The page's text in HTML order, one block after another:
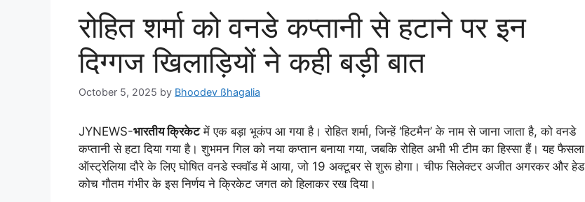
रोहित शर्मा को वनडे कप्तानी से हटाने पर इन
दिग्गज खिलाड़ियों ने कही बड़ी बात
October 5, 2025 by Bhoodev ßhagalia
JYNEWS-भारतीय क्रिकेटमें एक बड़ा भूकंप आ गया है। रोहित शर्मा, जिन्हें ‘हिटमैन’ के नाम से जाना जाता है, को वनडे
कप्तानी से हटा दिया गया है। शुभमन गिल को नया कप्तान बनाया गया, जबकि रोहित अभी भी टीम का हिस्सा हैं। यह फैसला
ऑस्ट्रेलिया दौरे के लिए घोषित वनडे स्क्वॉड में आया, जो 19 अक्टूबर से शुरू होगा। चीफ सिलेक्टर अजीत अगरकर और हेड
कोच गौतम गंभीर के इस निर्णय ने क्रिकेट जगत को हिलाकर रख दिया।